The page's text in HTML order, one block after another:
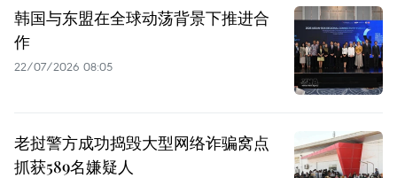
韩国与东盟在全球动荡背景下推进合
作
22/07/2026 08:05
老挝警方成功捣毁大型网络诈骗窝点
抓获589名嫌疑人